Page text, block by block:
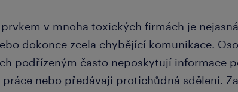
v mnoha toxických firmách je
dokonce zcela chybějící komunikace.
podřízeným často neposkytují informace
nebo předávají protichůdná sdělení.